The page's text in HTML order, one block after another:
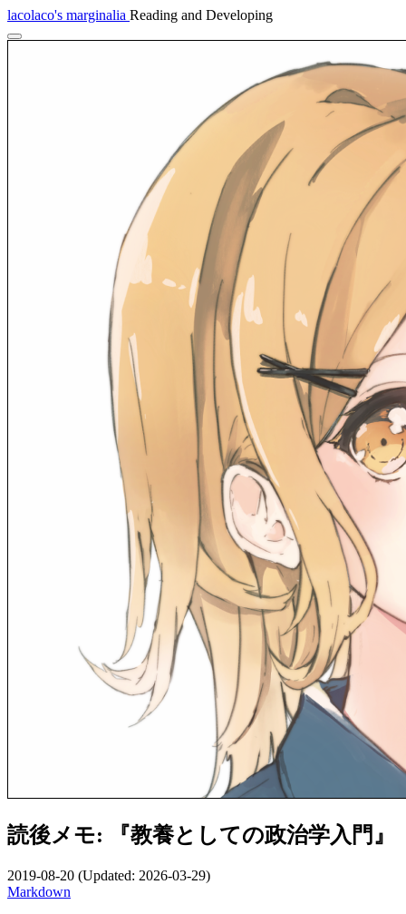
lacolaco's marginalia Reading and Developing
読後メモ: 『教養としての政治学入門』
2019-08-20 (Updated: 2026-03-29)
Markdown